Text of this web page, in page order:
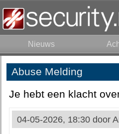
Nieuws
Abuse Melding
Je hebt een klacht
04-05-2026, 18:30 door